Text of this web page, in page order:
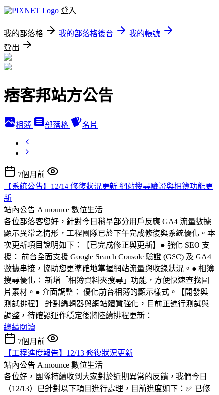
登入
我的部落格 我的部落格後台
我的帳號
登出
痞客邦站方公告
相簿 部落格 名片
7個月前
【系統公告】12/14 修復狀況更新 網站搜尋驗證與相簿功能更
新
站內公告 Announce 數位生活
各位部落客您好，針對今日稍早部分用戶反應 GA4 流量數據
顯示異常之情形，工程團隊已於下午完成修復與系統優化。本
次更新項目說明如下：【已完成修正與更新】● 強化 SEO 支
援： 前台全面支援 Google Search Console 驗證 (GSC) 及 GA4
數據串接，協助您更準確地掌握網站流量與收錄狀況。● 相簿
搜尋優化： 新增「相簿資料夾搜尋」功能，方便快速查找圖
片素材。● 介面調整： 優化前台相簿的顯示樣式。【開發與
測試排程】 針對編輯器與網站體質強化，目前正進行測試與
調整，待確認運作穩定後將陸續排程更新：
繼續閱讀
7個月前
【工程進度報告】12/13 修復狀況更新
站內公告 Announce 數位生活
各位好，團隊持續收到大家對於近期異常的反饋，我們今日
（12/13）已針對以下項目進行處理，目前進度如下：✅ 已修